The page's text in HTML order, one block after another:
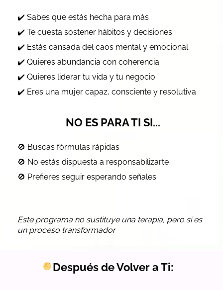
✔️ Sabes que estás hecha para más
✔️ Te cuesta sostener hábitos y decisiones
✔️ Estás cansada del caos mental y emocional
✔️ Quieres abundancia con coherencia
✔️ Quieres liderar tu vida y tu negocio
✔️ Eres una mujer capaz, consciente y resolutiva
NO ES PARA TI SI...
🚫 Buscas fórmulas rápidas
🚫 No estás dispuesta a responsabilizarte
🚫 Prefieres seguir esperando señales
Este programa no sustituye una terapia, pero sí es
un proceso transformador
Después de Volver a Ti: